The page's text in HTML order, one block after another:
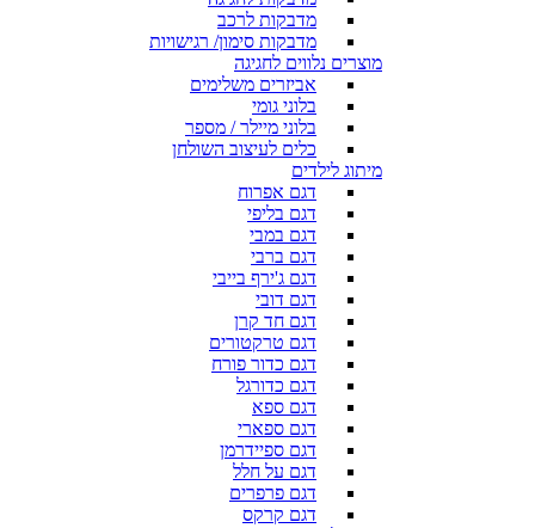
מדבקות לרכב
מדבקות סימון/ רגישויות
מוצרים נלווים לחגיגה
אביזרים משלימים
בלוני גומי
בלוני מיילר / מספר
כלים לעיצוב השולחן
מיתוג לילדים
דגם אפרוח
דגם בליפי
דגם במבי
דגם ברבי
דגם ג'ירף בייבי
דגם דובי
דגם חד קרן
דגם טרקטורים
דגם כדור פורח
דגם כדורגל
דגם ספא
דגם ספארי
דגם ספיידרמן
דגם על חלל
דגם פרפרים
דגם קרקס